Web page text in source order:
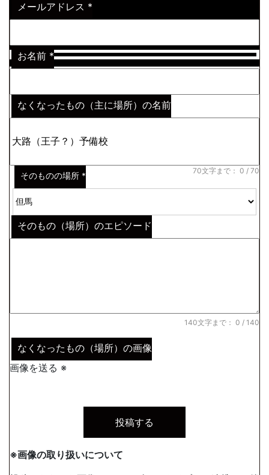
メールアドレス *
お名前 *
なくなったもの（主に場所）の名前
70文字まで： 0 / 70
そのものの場所 *
そのもの（場所）のエピソード
140文字まで： 0 / 140
なくなったもの（場所）の画像
画像を送る ※
※画像の取り扱いについて